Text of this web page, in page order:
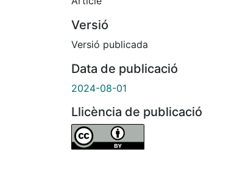
Versió
Versió publicada
Data de publicació
2024-08-01
Llicència de publicació